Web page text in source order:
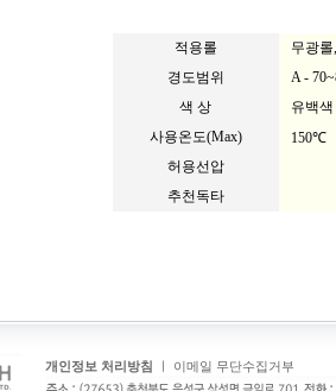
적용롤
무광
경도범위
A -
색 상
유백색
사용온도(Max)
150℃
허용선압
추천독타
개인정보 처리방침 ㅣ 이메일 무단수집거부